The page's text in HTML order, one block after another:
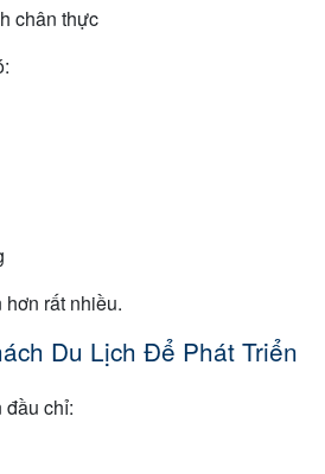
chân thực
rất nhiều.
Du Lịch Để Phát Triển
đầu chỉ: